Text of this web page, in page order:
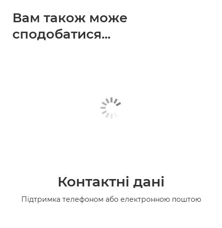
Вам також може
сподобатися...
Контактні дані
Підтримка телефоном або електронною поштою